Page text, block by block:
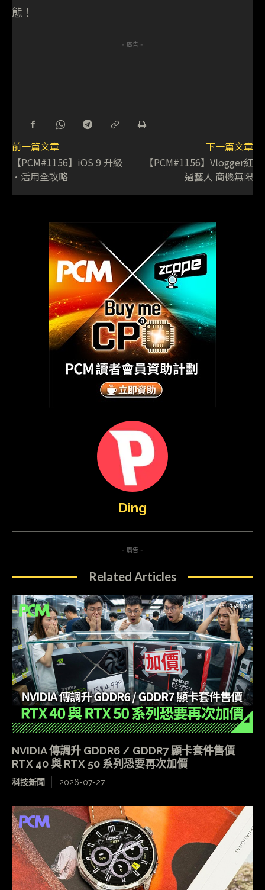
態！
- 廣告 -
前一篇文章
【PCM#1156】iOS 9 升級
•活用全攻略
下一篇文章
【PCM#1156】Vlogger紅
過藝人 商機無限
Ding
- 廣告 -
Related Articles
NVIDIA 傳調升 GDDR6 / GDDR7 顯卡套件售價
RTX 40 與 RTX 50 系列恐要再次加價
科技新聞 2026-07-27